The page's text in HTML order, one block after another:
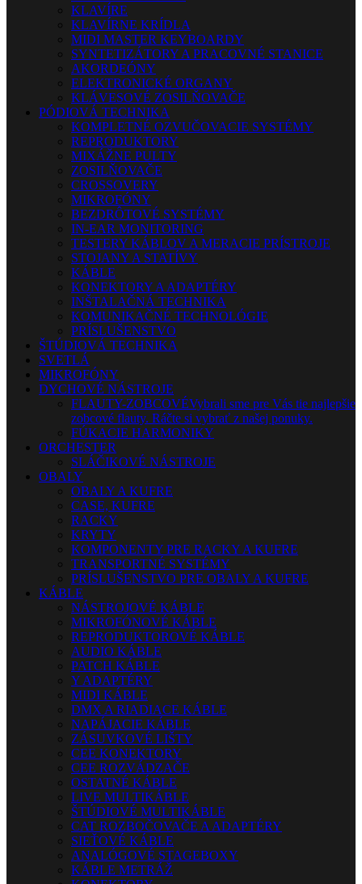
KLAVÍRE
KLAVÍRNE KRÍDLA
MIDI MASTER KEYBOARDY
SYNTETIZÁTORY A PRACOVNÉ STANICE
AKORDEÓNY
ELEKTRONICKÉ ORGANY
KLÁVESOVÉ ZOSILŇOVAČE
PÓDIOVÁ TECHNIKA
KOMPLETNÉ OZVUČOVACIE SYSTÉMY
REPRODUKTORY
MIXÁŽNE PULTY
ZOSILŇOVAČE
CROSSOVERY
MIKROFÓNY
BEZDRÔTOVÉ SYSTÉMY
IN-EAR MONITORING
TESTERY KÁBLOV A MERACIE PRÍSTROJE
STOJANY A STATÍVY
KÁBLE
KONEKTORY A ADAPTÉRY
INŠTALAČNÁ TECHNIKA
KOMUNIKAČNÉ TECHNOLÓGIE
PRÍSLUŠENSTVO
ŠTÚDIOVÁ TECHNIKA
SVETLÁ
MIKROFÓNY
DYCHOVÉ NÁSTROJE
FLAUTY-ZOBCOVÉVybrali sme pre Vás tie najlepšie
zobcové flauty. Ráčte si vybrať z našej ponuky.
FÚKACIE HARMONIKY
ORCHESTER
SLÁČIKOVÉ NÁSTROJE
OBALY
OBALY A KUFRE
CASE, KUFRE
RACKY
KRYTY
KOMPONENTY PRE RACKY A KUFRE
TRANSPORTNÉ SYSTÉMY
PRÍSLUŠENSTVO PRE OBALY A KUFRE
KÁBLE
NÁSTROJOVÉ KÁBLE
MIKROFÓNOVÉ KÁBLE
REPRODUKTOROVÉ KÁBLE
AUDIO KÁBLE
PATCH KÁBLE
Y ADAPTÉRY
MIDI KÁBLE
DMX A RIADIACE KÁBLE
NAPÁJACIE KÁBLE
ZÁSUVKOVÉ LIŠTY
CEE KONEKTORY
CEE ROZVÁDZAČE
OSTATNÉ KÁBLE
LIVE MULTIKÁBLE
ŠTÚDIOVÉ MULTIKÁBLE
CAT ROZBOČOVAČE A ADAPTÉRY
SIEŤOVÉ KÁBLE
ANALÓGOVÉ STAGEBOXY
KÁBLE METRÁŽ